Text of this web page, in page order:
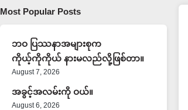
Most Popular Posts
ဘဝ ပြဿနာအများစုက
ကိုယ့်ကိုကိုယ် နားမလည်လို့ဖြစ်တာ။
August 7, 2026
အခွင့်အလမ်းကို ဝယ်။
August 6, 2026